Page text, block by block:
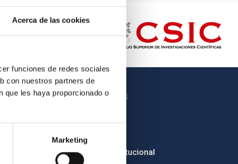
Acerca de las cookies
funciones de redes sociales
con nuestros partners de
que les haya proporcionado o
Marketing
OTROS ENLACES
Imagen institucional